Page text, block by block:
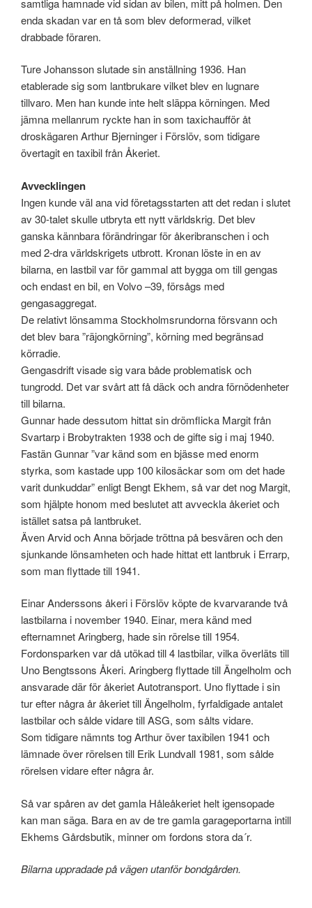
enda skadan var en tå som blev deformerad, vilket
drabbade föraren.
Ture Johansson slutade sin anställning 1936. Han
etablerade sig som lantbrukare vilket blev en lugnare
tillvaro. Men han kunde inte helt släppa körningen. Med
jämna mellanrum ryckte han in som taxichaufför åt
droskägaren Arthur Bjerninger i Förslöv, som tidigare
övertagit en taxibil från Åkeriet.
Avvecklingen
Ingen kunde väl ana vid företagsstarten att det redan i slutet
av 30-talet skulle utbryta ett nytt världskrig. Det blev
ganska kännbara förändringar för åkeribranschen i och
med 2-dra världskrigets utbrott. Kronan löste in en av
bilarna, en lastbil var för gammal att bygga om till gengas
och endast en bil, en Volvo –39, försågs med
gengasaggregat.
De relativt lönsamma Stockholmsrundorna försvann och
det blev bara ”räjongkörning”, körning med begränsad
körradie.
Gengasdrift visade sig vara både problematisk och
tungrodd. Det var svårt att få däck och andra förnödenheter
till bilarna.
Gunnar hade dessutom hittat sin drömflicka Margit från
Svartarp i Brobytrakten 1938 och de gifte sig i maj 1940.
Fastän Gunnar ”var känd som en bjässe med enorm
styrka, som kastade upp 100 kilosäckar som om det hade
varit dunkuddar” enligt Bengt Ekhem, så var det nog Margit,
som hjälpte honom med beslutet att avveckla åkeriet och
istället satsa på lantbruket.
Även Arvid och Anna började tröttna på besvären och den
sjunkande lönsamheten och hade hittat ett lantbruk i Errarp,
som man flyttade till 1941.
Einar Anderssons åkeri i Förslöv köpte de kvarvarande två
lastbilarna i november 1940. Einar, mera känd med
efternamnet Aringberg, hade sin rörelse till 1954.
Fordonsparken var då utökad till 4 lastbilar, vilka överläts till
Uno Bengtssons Åkeri. Aringberg flyttade till Ängelholm och
ansvarade där för åkeriet Autotransport. Uno flyttade i sin
tur efter några år åkeriet till Ängelholm, fyrfaldigade antalet
lastbilar och sålde vidare till ASG, som sålts vidare.
Som tidigare nämnts tog Arthur över taxibilen 1941 och
lämnade över rörelsen till Erik Lundvall 1981, som sålde
rörelsen vidare efter några år.
Så var spåren av det gamla Håleåkeriet helt igensopade
kan man säga. Bara en av de tre gamla garageportarna intill
Ekhems Gårdsbutik, minner om fordons stora da´r.
Bilarna uppradade på vägen utanför bondgården.